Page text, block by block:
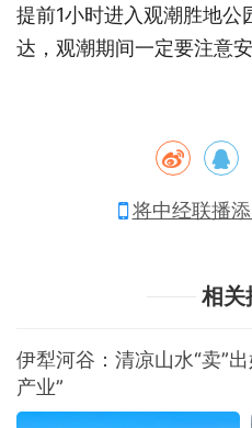
提前1小时进入观潮胜地公
达，观潮期间一定要注意
将中经联播
相关
伊犁河谷：清凉山水“卖”
产业”